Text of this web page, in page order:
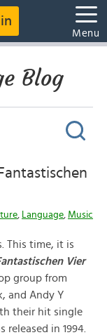
Menu
Blog
, Language, Music
This time, it is
Vier
group from
and Andy Y
their hit single
released in 1994.